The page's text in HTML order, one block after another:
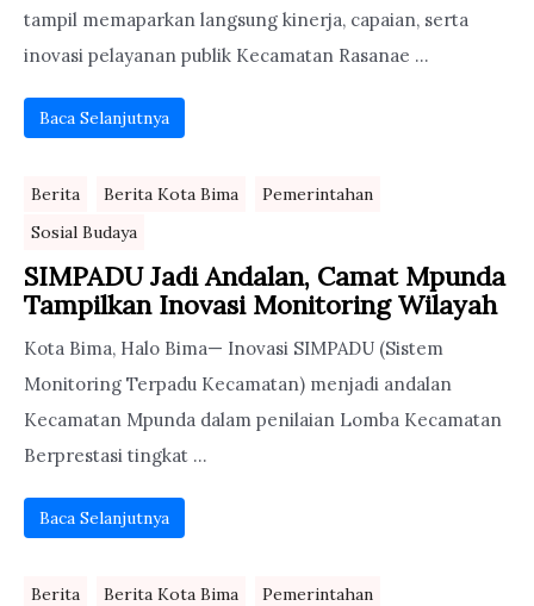
tampil memaparkan langsung kinerja, capaian, serta
inovasi pelayanan publik Kecamatan Rasanae ...
Baca Selanjutnya
Berita Berita Kota Bima
Pemerintahan
Sosial Budaya
SIMPADU Jadi Andalan, Camat Mpunda
Tampilkan Inovasi Monitoring Wilayah
Kota Bima, Halo Bima— Inovasi SIMPADU (Sistem
Monitoring Terpadu Kecamatan) menjadi andalan
Kecamatan Mpunda dalam penilaian Lomba Kecamatan
Berprestasi tingkat ...
Baca Selanjutnya
Berita Berita Kota Bima
Pemerintahan